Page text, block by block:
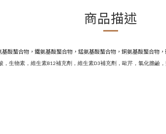
商品描述
酸螯合物，鐵氨基酸螯合物，錳氨基酸螯合物，銅氨基酸螯合物
生物素，維生素B12補充劑，維生素D3補充劑，歐芹，氯化膽鹼，